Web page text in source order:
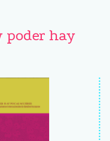
poder hay